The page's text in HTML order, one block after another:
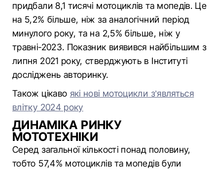
придбали 8,1 тисячі мотоциклів та мопедів. Це
на 5,2% більше, ніж за аналогічний період
минулого року, та на 2,5% більше, ніж у
травні-2023. Показник виявився найбільшим з
липня 2021 року, стверджують в Інституті
досліджень авторинку.
Також цікаво які нові мотоцикли з’являться
влітку 2024 року
ДИНАМІКА РИНКУ
МОТОТЕХНІКИ
Серед загальної кількості понад половину,
тобто 57,4% мотоциклів та мопедів були